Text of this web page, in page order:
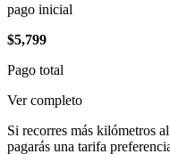
pago inicial
$5,799
Pago total
Ver completo
Si recorres más kilómetros
pagarás una tarifa